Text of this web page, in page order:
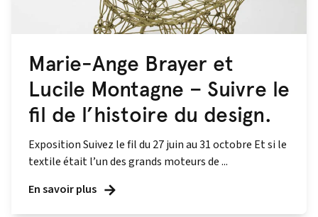
Marie-Ange Brayer et
Lucile Montagne – Suivre le
fil de l’histoire du design.
Exposition Suivez le fil du 27 juin au 31 octobre Et si le
textile était l’un des grands moteurs de ...
En savoir plus